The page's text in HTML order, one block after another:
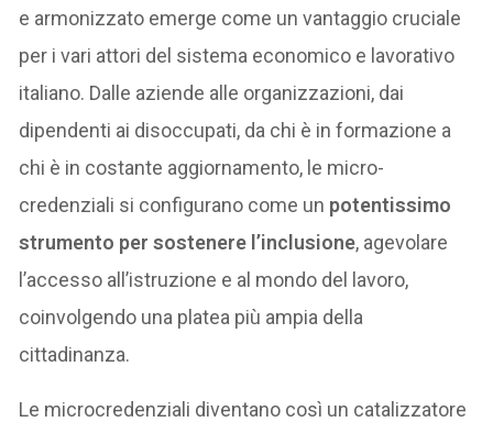
e armonizzato emerge come un vantaggio cruciale
per i vari attori del sistema economico e lavorativo
italiano. Dalle aziende alle organizzazioni, dai
dipendenti ai disoccupati, da chi è in formazione a
chi è in costante aggiornamento, le micro-
credenziali si configurano come un potentissimo
strumento per sostenere l’inclusione, agevolare
l’accesso all’istruzione e al mondo del lavoro,
coinvolgendo una platea più ampia della
cittadinanza.
Le microcredenziali diventano così un catalizzatore